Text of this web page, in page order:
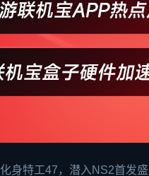
身特工47，潜入NS2首发